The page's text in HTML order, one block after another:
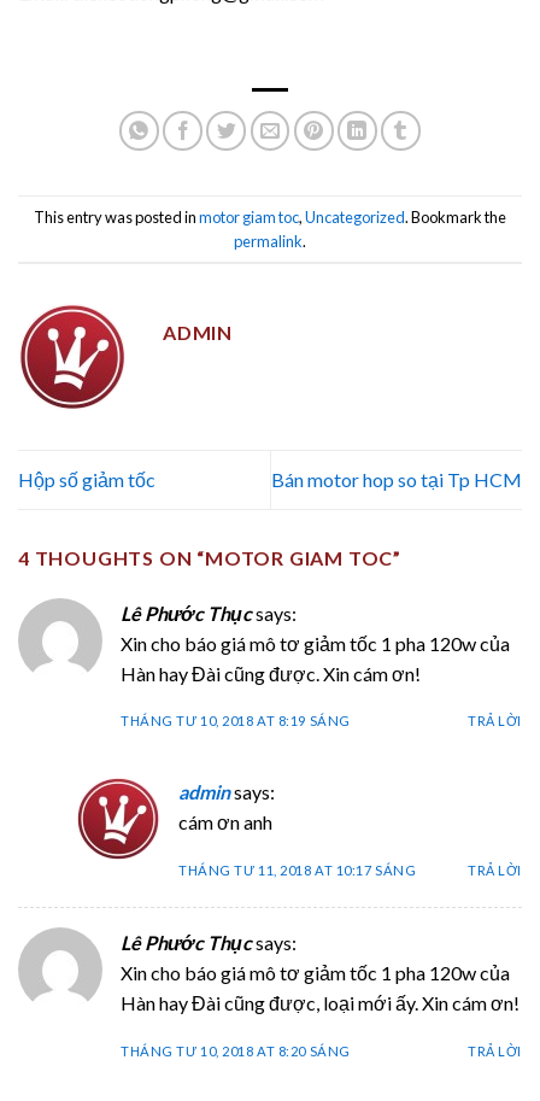
This entry was posted inmotor giam toc,Uncategorized. Bookmark the
permalink.
ADMIN
Hộp số giảm tốc Bán motor hop so tại Tp HCM
4 THOUGHTS ON “MOTOR GIAM TOC”
Lê Phước Thụcsays:
Xin cho báo giá mô tơ giảm tốc 1 pha 120w của
Hàn hay Đài cũng được. Xin cám ơn!
THÁNG TƯ 10, 2018 AT 8:19 SÁNG TRẢ LỜI
adminsays:
cám ơn anh
THÁNG TƯ 11, 2018 AT 10:17 SÁNG TRẢ LỜI
Lê Phước Thụcsays:
Xin cho báo giá mô tơ giảm tốc 1 pha 120w của
Hàn hay Đài cũng được, loại mới ấy. Xin cám ơn!
THÁNG TƯ 10, 2018 AT 8:20 SÁNG TRẢ LỜI